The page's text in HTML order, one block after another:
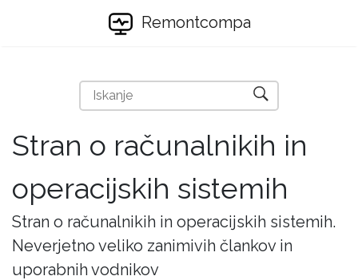
Remontcompa
Stran o računalnikih in
operacijskih sistemih
Stran o računalnikih in operacijskih sistemih.
Neverjetno veliko zanimivih člankov in
uporabnih vodnikov